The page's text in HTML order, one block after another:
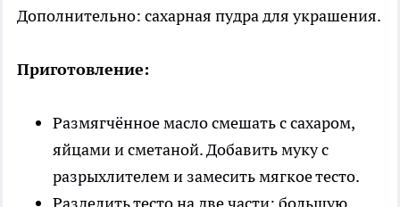
Дополнительно: сахарная пудра для украшения.
Приготовление:
Размягчённое масло смешать с сахаром,
яйцами и сметаной. Добавить муку с
разрыхлителем и замесить мягкое тесто.